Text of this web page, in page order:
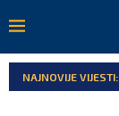
NAJNOVIJE VIJESTI: